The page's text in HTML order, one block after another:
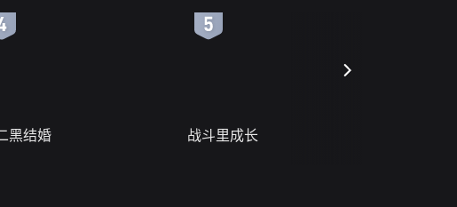
黑结婚 战斗里成长